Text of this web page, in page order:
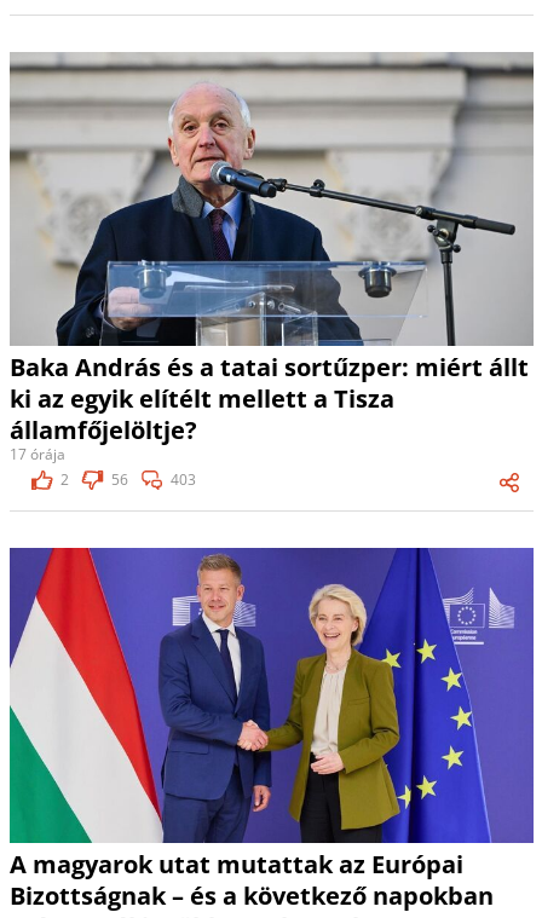
Baka András és a tatai sortűzper: miért állt
ki az egyik elítélt mellett a Tisza
államfőjelöltje?
17 órája
2
56 403
A magyarok utat mutattak az Európai
Bizottságnak – és a következő napokban